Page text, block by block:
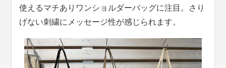
使えるマチありワンショルダーバッグに注目。さり
げない刺繍にメッセージ性が感じられます。